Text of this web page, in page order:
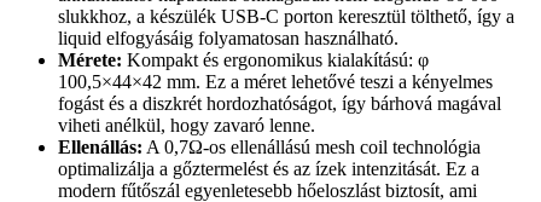
slukkhoz, a készülék USB-C porton keresztül tölthető, így a
liquid elfogyásáig folyamatosan használható.
Mérete: Kompakt és ergonomikus kialakítású: φ
100,5×44×42 mm. Ez a méret lehetővé teszi a kényelmes
fogást és a diszkrét hordozhatóságot, így bárhová magával
viheti anélkül, hogy zavaró lenne.
Ellenállás: A 0,7Ω-os ellenállású mesh coil technológia
optimalizálja a gőztermelést és az ízek intenzitását. Ez a
modern fűtőszál egyenletesebb hőeloszlást biztosít, ami